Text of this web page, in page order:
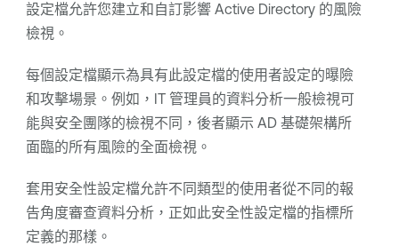
設定檔允許您建立和自訂影響 Active Directory 的風險
檢視。
每個設定檔顯示為具有此設定檔的使用者設定的曝險
和攻擊場景。例如，IT 管理員的資料分析一般檢視可
能與安全團隊的檢視不同，後者顯示 AD 基礎架構所
面臨的所有風險的全面檢視。
套用安全性設定檔允許不同類型的使用者從不同的報
告角度審查資料分析，正如此安全性設定檔的指標所
定義的那樣。